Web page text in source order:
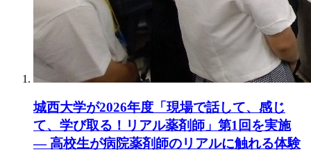
城西大学が2026年度「現場で話して、感じ
て、学び取る！リアル薬剤師」第1回を実施
― 高校生が病院薬剤師のリアルに触れる体験